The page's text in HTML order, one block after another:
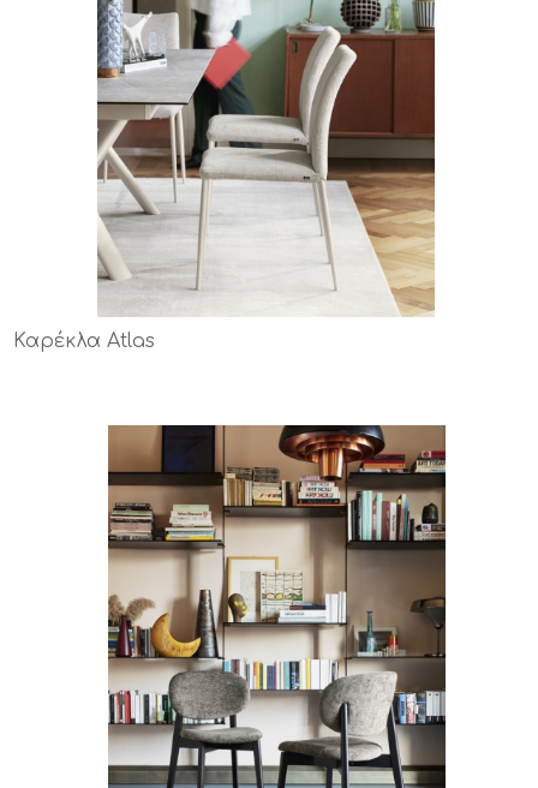
Καρέκλα Atlas